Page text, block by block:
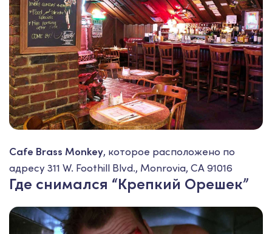
Cafe Brass Monkey, которое расположено по
адресу 311 W. Foothill Blvd., Monrovia, CA 91016
Где снимался “Крепкий Орешек”